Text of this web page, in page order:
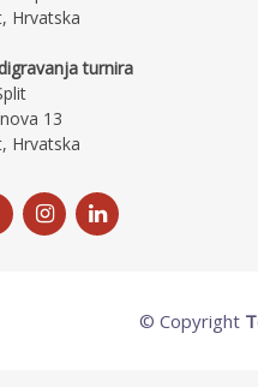
Hrvatska
turnira
13
Hrvatska
© Copyright